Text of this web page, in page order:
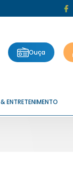
Ouça
ENTRETENIMENTO